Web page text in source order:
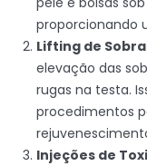
proporcionando
Lifting de
elevação das
rugas na testa.
procedimentos
Injeções de